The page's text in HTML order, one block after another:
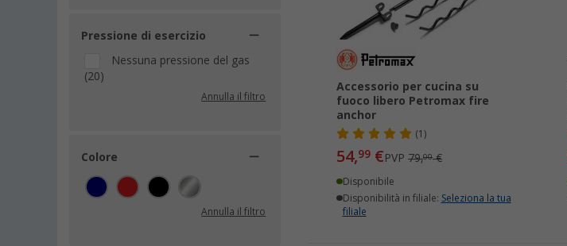
Pressione di esercizio
Nessuna pressione del gas
(20)
Annulla il filtro
Colore
Annulla il filtro
Accessorio per cucina su
fuoco libero Petromax fire
anchor
(1)
54,99 €PVP79,00€
Disponibile
Disponibilità in filiale: Seleziona la tua
filiale